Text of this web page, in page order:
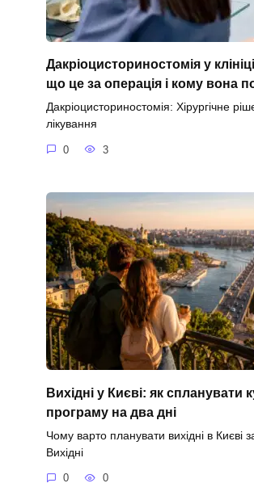
Дакріоцисториностомія у
що це за операція і кому вона
Дакріоцисториностомія: Хірургічне
лікування
0 3
Вихідні у Києві: як спланувати
програму на два дні
Чому варто планувати вихідні в Києві
Вихідні
0 0